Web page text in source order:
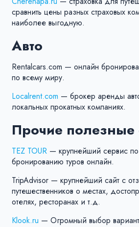
сравнить цены разных страховых
наиболее выгодную.
Авто
Rentalcars.com — онлайн
по всему миру.
Localrent.com — брокер аренды
локальных прокатных компаниях.
Прочие полезные
TEZ TOUR — крупнейший сервис
бронированию туров онлайн.
TripAdvisor — крупнейший сайт с
путешественников о местах,
отелях, ресторанах и т.д.
Klook.ru — Огромный выбор